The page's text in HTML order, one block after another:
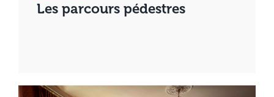
Les parcours pédestres